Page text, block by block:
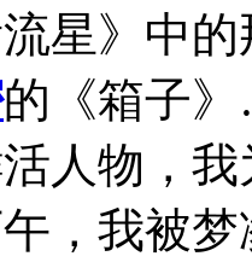
流星》中
的《箱子
人物，
，我被